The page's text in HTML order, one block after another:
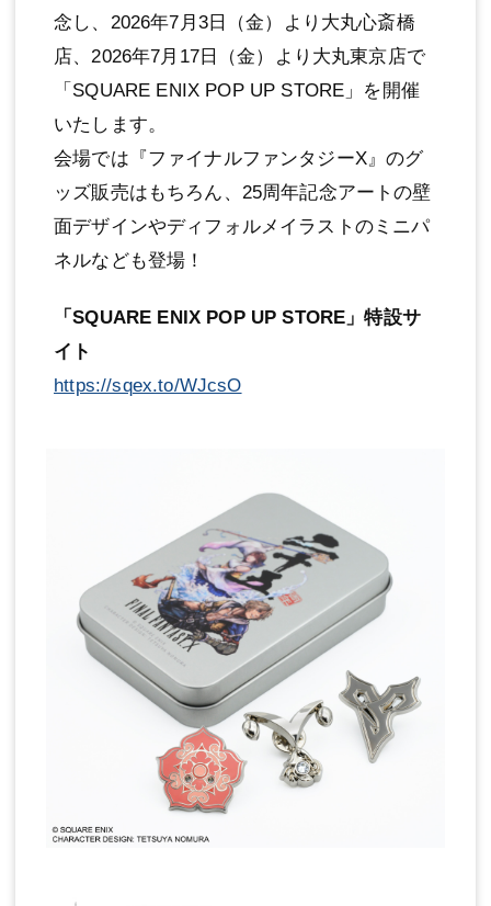
念し、2026年7月3日（金）より大丸心斎橋
店、2026年7月17日（金）より大丸東京店で
「SQUARE ENIX POP UP STORE」を開催
いたします。
会場では『ファイナルファンタジーX』のグ
ッズ販売はもちろん、25周年記念アートの壁
面デザインやディフォルメイラストのミニパ
ネルなども登場！
「SQUARE ENIX POP UP STORE」特設サ
イト
https://sqex.to/WJcsO